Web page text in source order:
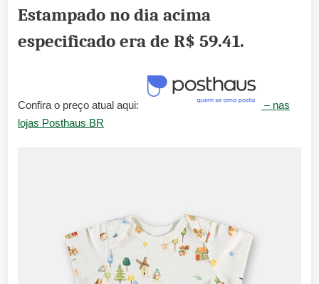
Estampado no dia acima
especificado era de R$ 59.41.
Confira o preço atual aqui:
– nas
lojas Posthaus BR